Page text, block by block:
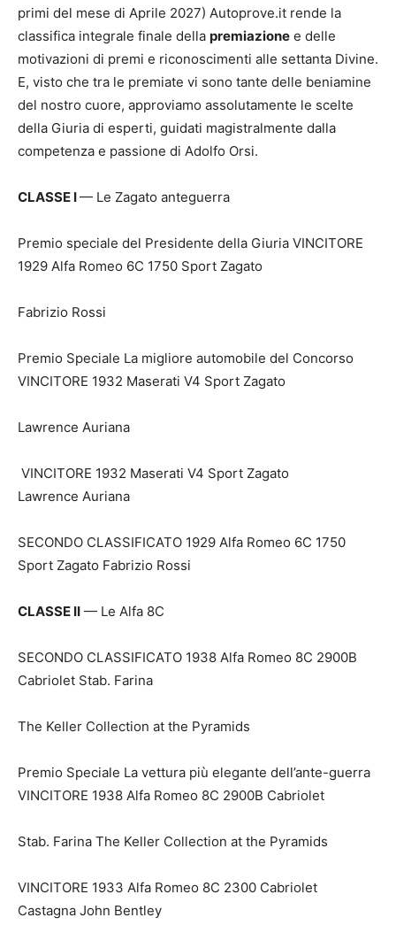
primi del mese di Aprile 2027) Autoprove.it rende la
classifica integrale finale della premiazione e delle
motivazioni di premi e riconoscimenti alle settanta Divine.
E, visto che tra le premiate vi sono tante delle beniamine
del nostro cuore, approviamo assolutamente le scelte
della Giuria di esperti, guidati magistralmente dalla
competenza e passione di Adolfo Orsi.
CLASSE I— Le Zagato anteguerra
Premio speciale del Presidente della Giuria VINCITORE
1929 Alfa Romeo 6C 1750 Sport Zagato
Fabrizio Rossi
Premio Speciale La migliore automobile del Concorso
VINCITORE 1932 Maserati V4 Sport Zagato
Lawrence Auriana
VINCITORE 1932 Maserati V4 Sport Zagato
Lawrence Auriana
SECONDO CLASSIFICATO 1929 Alfa Romeo 6C 1750
Sport Zagato Fabrizio Rossi
CLASSE II — Le Alfa 8C
SECONDO CLASSIFICATO 1938 Alfa Romeo 8C 2900B
Cabriolet Stab. Farina
The Keller Collection at the Pyramids
Premio Speciale La vettura più elegante dell’ante-guerra
VINCITORE 1938 Alfa Romeo 8C 2900B Cabriolet
Stab. Farina The Keller Collection at the Pyramids
VINCITORE 1933 Alfa Romeo 8C 2300 Cabriolet
Castagna John Bentley